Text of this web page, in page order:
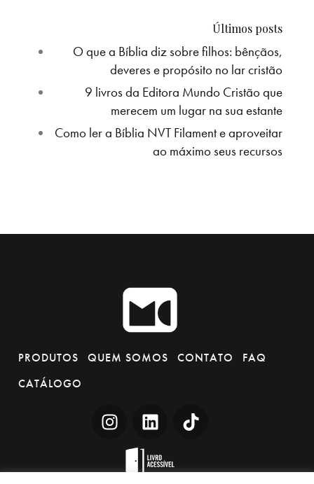
Últimos posts
O que a Bíblia diz sobre filhos: bênçãos,
deveres e propósito no lar cristão
9 livros da Editora Mundo Cristão que
merecem um lugar na sua estante
Como ler a Bíblia NVT Filament e aproveitar
ao máximo seus recursos
PRODUTOS QUEM SOMOS CONTATO
FAQ
CATÁLOGO